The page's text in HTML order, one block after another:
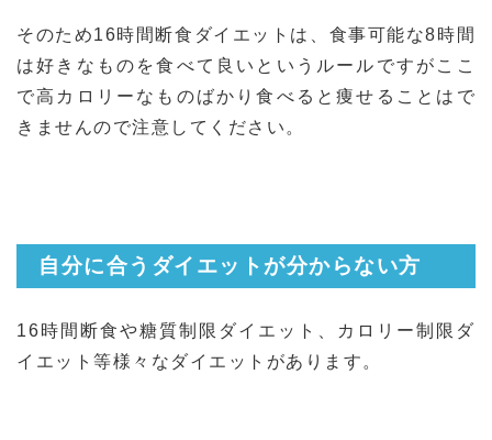
そのため16時間断食ダイエットは、食事可能な8時間
は好きなものを食べて良いというルールですがここ
で高カロリーなものばかり食べると痩せることはで
きませんので注意してください。
自分に合うダイエットが分からない方
16時間断食や糖質制限ダイエット、カロリー制限ダ
イエット等様々なダイエットがあります。